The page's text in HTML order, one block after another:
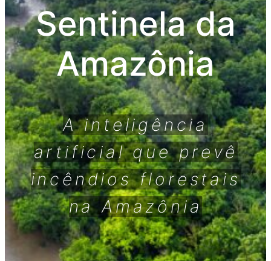
Sentinela da
Amazônia
A inteligência
artificial que prevê
incêndios florestais
na Amazônia